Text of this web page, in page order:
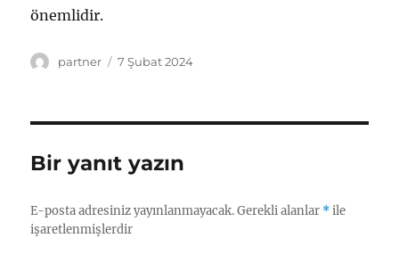
önemlidir.
Yazar
partner
Yayın
7 Şubat 2024
Bir yanıt yazın
E-posta adresiniz yayınlanmayacak. Gerekli alanlar *ile
işaretlenmişlerdir